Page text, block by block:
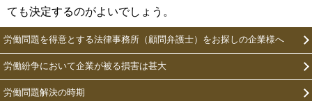
ても決定するのがよいでしょう。
労働問題を得意とする法律事務所（顧問弁護士）をお探しの企業様へ
労働紛争において企業が被る損害は甚大
労働問題解決の時期